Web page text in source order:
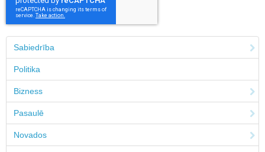
Sabiedrība
Politika
Bizness
Pasaulē
Novados